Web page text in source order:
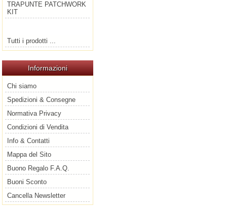
TRAPUNTE PATCHWORK
KIT
Tutti i prodotti ...
Informazioni
Chi siamo
Spedizioni & Consegne
Normativa Privacy
Condizioni di Vendita
Info & Contatti
Mappa del Sito
Buono Regalo F.A.Q.
Buoni Sconto
Cancella Newsletter